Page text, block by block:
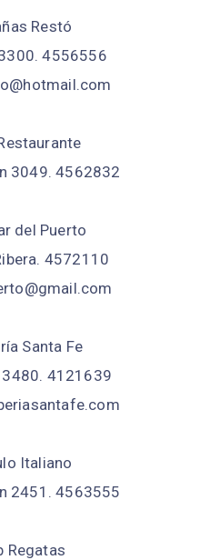
Restó
4556556
3049. 4562832
del Puerto
4572110
Santa Fe
4121639
Italiano
2451. 4563555
Regatas